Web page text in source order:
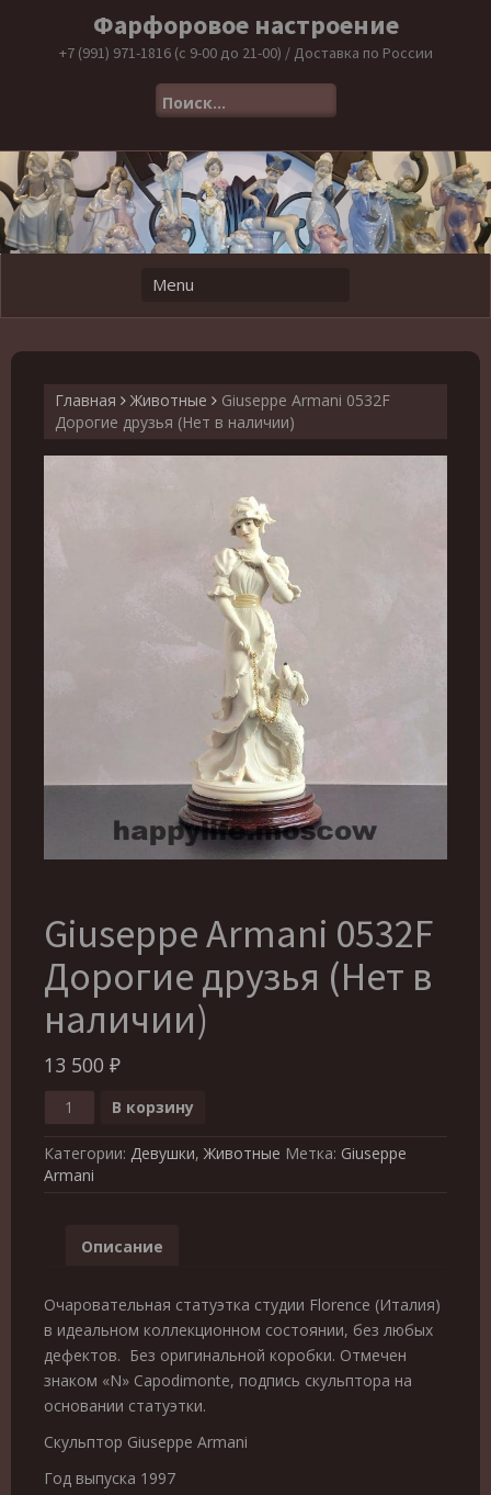
Фарфоровое настроение
+7 (991) 971-1816 (с 9-00 до 21-00) / Доставка по России
Найти:
Главная Животные
Giuseppe Armani 0532F
Дорогие друзья (Нет в наличии)
Giuseppe Armani 0532F
Дорогие друзья (Нет в
наличии)
13 500 ₽
Количество
товара
Giuseppe
Armani
0532F
наличии)
В корзину
Категории: Девушки, Животные Метка: Giuseppe
Armani
Описание
Очаровательная статуэтка студии Florence (Италия)
в идеальном коллекционном состоянии, без любых
дефектов. Без оригинальной коробки. Отмечен
знаком «N» Capodimonte, подпись скульптора на
основании статуэтки.
Скульптор Giuseppe Armani
Год выпуска 1997